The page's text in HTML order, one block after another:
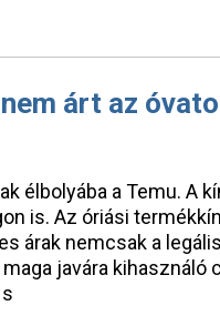
árt az
élbolyába a Temu. A
is. Az óriási
árak nemcsak a
javára kihasználó